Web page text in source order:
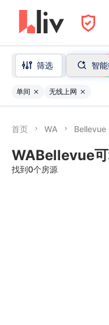
筛选 智
单间 无线上网
首页 WA Bellevue
WABellevue
找到0个房源